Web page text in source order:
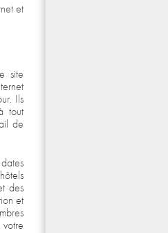
et
site
Ils
tout
de
des
et